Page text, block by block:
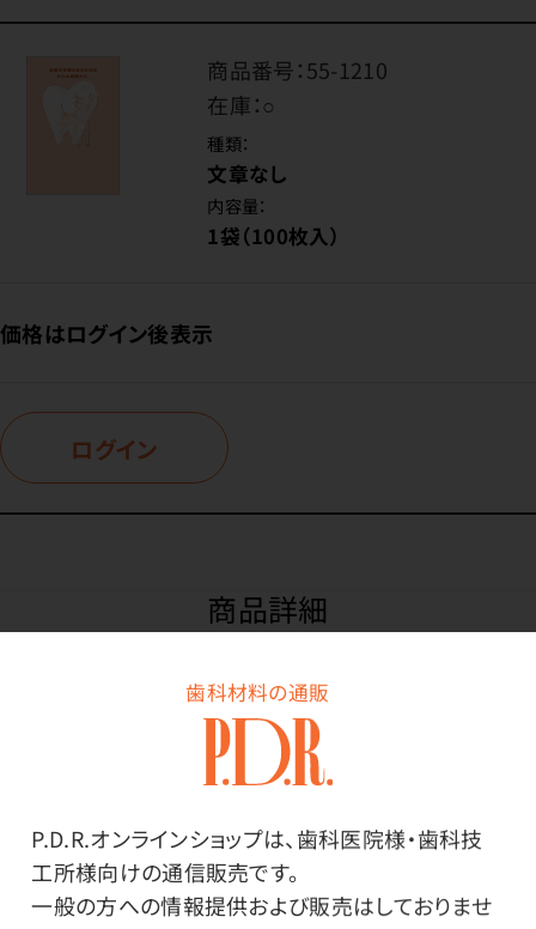
歯科材料の通販
P.D.R.オンラインショップは、歯科医院様・歯科技
工所様向けの通信販売です。
一般の方への情報提供および販売はしておりませ
商品番号：55-1210
在庫：○
種類：
文章なし
内容量：
1袋（100枚入）
価格はログイン後表示
ログイン
商品詳細
ンしませんか？
一般的なハガキ同様の上質紙で、文字が書きやすいで